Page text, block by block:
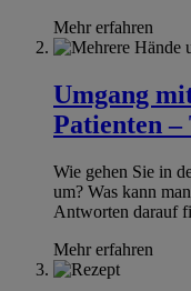
Mehr erfahren
Umgang
Patienten –
Wie gehen Sie in
um? Was kann
Antworten darauf
Mehr erfahren